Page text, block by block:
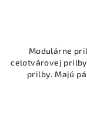
Modulárne
celotvárovej
prilby. Majú